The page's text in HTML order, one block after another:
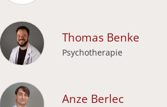
Thomas Benke
Psychotherapie
Anze Berlec